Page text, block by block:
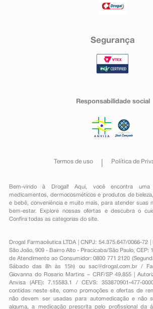
Segurança
Responsabilidade social
Termos de uso Política de
Bem-vindo à Drogal! Aqui, você encontra
medicamentos , dermocosméticos e produtos de beleza,
e bebê, conveniênciae muito mais, para atender suas
bem-estar. Explore nossas ofertas e descubra o
Confira todas as categorias do site.
Drogal Farmacêutica LTDA | CNPJ: 54.375.647/0066-72 |
São João, 909 - Bairro Alto - Piracicaba/São Paulo, CEP:
de Atendimento ao Consumidor: 0800 771 2120
Sábado das 8h às 15h) ou sac@drogal.com.br/
Giovanna do Rosario Martins – CRF/SP 49.855 |
Anvisa (AFE): 7.15583.1 / CEVS: 353870901-477-
contidas neste site, como promoções e ofertas de
não devem ser usadas para automedicação e não
alguma, a medicação prescrita pelo profissional da